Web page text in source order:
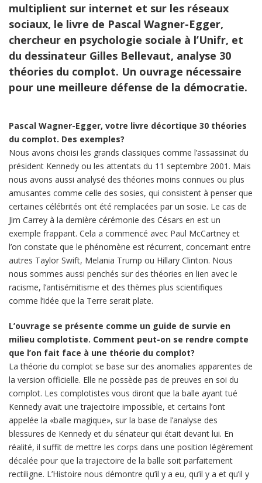
multiplient sur internet et sur les réseaux
sociaux, le livre de Pascal Wagner-Egger,
chercheur en psychologie sociale à l’Unifr, et
du dessinateur Gilles Bellevaut, analyse 30
théories du complot. Un ouvrage nécessaire
pour une meilleure défense de la démocratie.
Pascal Wagner-Egger, votre livre décortique 30 théories
du complot. Des exemples?
Nous avons choisi les grands classiques comme l’assassinat du
président Kennedy ou les attentats du 11 septembre 2001. Mais
nous avons aussi analysé des théories moins connues ou plus
amusantes comme celle des sosies, qui consistent à penser que
certaines célébrités ont été remplacées par un sosie. Le cas de
Jim Carrey à la dernière cérémonie des Césars en est un
exemple frappant. Cela a commencé avec Paul McCartney et
l’on constate que le phénomène est récurrent, concernant entre
autres Taylor Swift, Melania Trump ou Hillary Clinton. Nous
nous sommes aussi penchés sur des théories en lien avec le
racisme, l’antisémitisme et des thèmes plus scientifiques
comme l’idée que la Terre serait plate.
L’ouvrage se présente comme un guide de survie en
milieu complotiste. Comment peut-on se rendre compte
que l’on fait face à une théorie du complot?
La théorie du complot se base sur des anomalies apparentes de
la version officielle. Elle ne possède pas de preuves en soi du
complot. Les complotistes vous diront que la balle ayant tué
Kennedy avait une trajectoire impossible, et certains l’ont
appelée la «balle magique», sur la base de l’analyse des
blessures de Kennedy et du sénateur qui était devant lui. En
réalité, il suffit de mettre les corps dans une position légèrement
décalée pour que la trajectoire de la balle soit parfaitement
rectiligne. L’Histoire nous démontre qu’il y a eu, qu’il y a et qu’il y